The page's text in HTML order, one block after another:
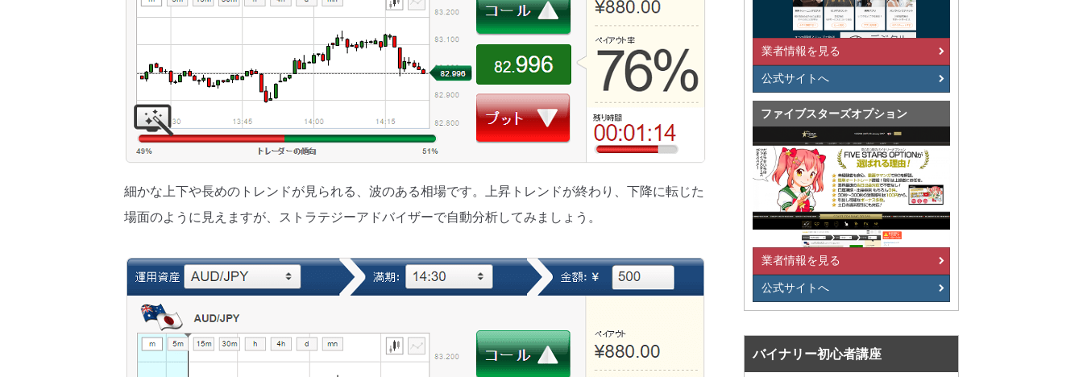
細かな上下や長めのトレンドが見られる、波のある相場です。上昇トレンドが終わり、下降に転じた
場面のように見えますが、ストラテジーアドバイザーで自動分析してみましょう。
業者情報を見る
公式サイトへ
ファイブスターズオプション
業者情報を見る
公式サイトへ
バイナリー初心者講座